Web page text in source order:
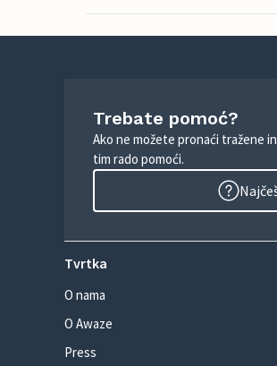
Trebate pomoć?
Ako ne možete pronaći tražene
tim rado pomoći.
Tvrtka
O nama
O Awaze
Press